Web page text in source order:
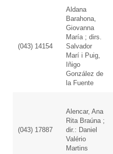
(043) 14154
Aldana
Barahona,
Giovanna
María ; dirs.
Salvador
Marí i Puig,
Iñigo
González de
la Fuente
(043) 17887
Alencar, Ana
Rita Braúna ;
dir.: Daniel
Valério
Martins